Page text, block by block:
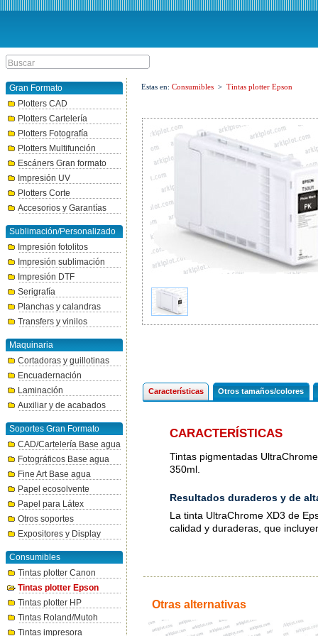
Gran Formato
Plotters CAD
Plotters Cartelería
Plotters Fotografía
Plotters Multifunción
Escáners Gran formato
Impresión UV
Plotters Corte
Accesorios y Garantías
Sublimación/Personalizado
Impresión fotolitos
Impresión sublimación
Impresión DTF
Serigrafía
Planchas y calandras
Transfers y vinilos
Maquinaria
Cortadoras y guillotinas
Encuadernación
Laminación
Auxiliar y de acabados
Soportes Gran Formato
CAD/Cartelería Base agua
Fotográficos Base agua
Fine Art Base agua
Papel ecosolvente
Papel para Látex
Otros soportes
Expositores y Display
Consumibles
Tintas plotter Canon
Tintas plotter Epson
Tintas plotter HP
Tintas Roland/Mutoh
Tintas impresora
Estas en: Consumibles > Tintas plotter Epson
Características Otros tamaños/colores
CARACTERÍSTICAS
Tintas pigmentadas
350ml.
Resultados duraderos y de
La tinta UltraChrome XD3 de
calidad y duraderas, que
Otras alternativas